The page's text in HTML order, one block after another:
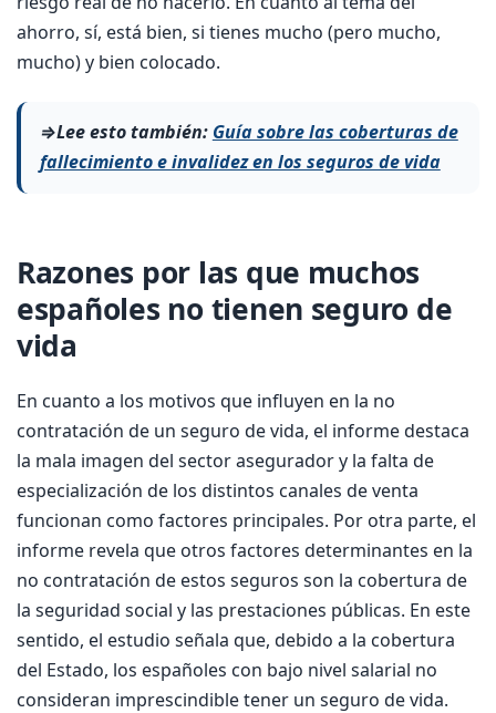
ahorro, sí, está bien, si tienes mucho (pero mucho,
mucho) y bien colocado.
⇒Lee esto también: Guía sobre las coberturas de
fallecimiento e invalidez en los seguros de vida
Razones por las que muchos
españoles no tienen seguro de
vida
En cuanto a los motivos que influyen en la no
contratación de un seguro de vida, el informe destaca
la mala imagen del sector asegurador y la falta de
especialización de los distintos canales de venta
funcionan como factores principales. Por otra parte, el
informe revela que otros factores determinantes en la
no contratación de estos seguros son la cobertura de
la seguridad social y las prestaciones públicas. En este
sentido, el estudio señala que, debido a la cobertura
del Estado, los españoles con bajo nivel salarial no
consideran imprescindible tener un seguro de vida.